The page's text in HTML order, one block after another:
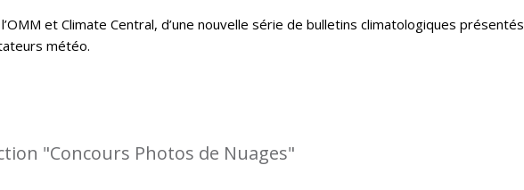
et Climate Central, d’une nouvelle série de bulletins climatologiques présentés
météo.
"Concours Photos de Nuages"